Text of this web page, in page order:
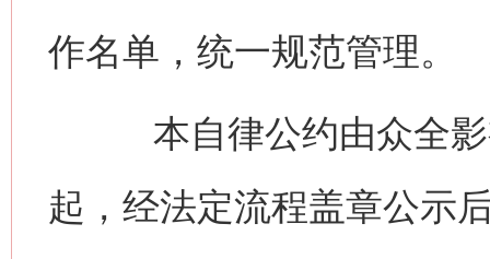
作名单，统一规范管理。
本自律公约由众全影
起，经法定流程盖章公示